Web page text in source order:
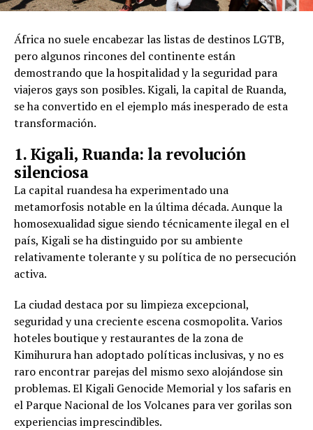
África no suele encabezar las listas de destinos LGTB,
pero algunos rincones del continente están
demostrando que la hospitalidad y la seguridad para
viajeros gays son posibles. Kigali, la capital de Ruanda,
se ha convertido en el ejemplo más inesperado de esta
transformación.
1. Kigali, Ruanda: la revolución
silenciosa
La capital ruandesa ha experimentado una
metamorfosis notable en la última década. Aunque la
homosexualidad sigue siendo técnicamente ilegal en el
país, Kigali se ha distinguido por su ambiente
relativamente tolerante y su política de no persecución
activa.
La ciudad destaca por su limpieza excepcional,
seguridad y una creciente escena cosmopolita. Varios
hoteles boutique y restaurantes de la zona de
Kimihurura han adoptado políticas inclusivas, y no es
raro encontrar parejas del mismo sexo alojándose sin
problemas. El Kigali Genocide Memorial y los safaris en
el Parque Nacional de los Volcanes para ver gorilas son
experiencias imprescindibles.